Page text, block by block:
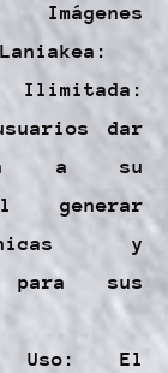
Imágenes
dar
a su
generar
y
para sus
Uso: El